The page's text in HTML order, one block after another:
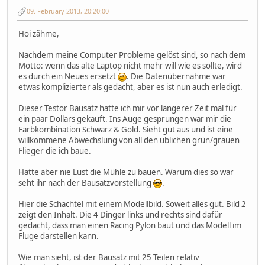
09. February 2013, 20:20:00
Hoi zähme,
Nachdem meine Computer Probleme gelöst sind, so nach dem
Motto: wenn das alte Laptop nicht mehr will wie es sollte, wird
es durch ein Neues ersetzt
. Die Datenübernahme war
etwas komplizierter als gedacht, aber es ist nun auch erledigt.
Dieser Testor Bausatz hatte ich mir vor längerer Zeit mal für
ein paar Dollars gekauft. Ins Auge gesprungen war mir die
Farbkombination Schwarz & Gold. Sieht gut aus und ist eine
willkommene Abwechslung von all den üblichen grün/grauen
Flieger die ich baue.
Hatte aber nie Lust die Mühle zu bauen. Warum dies so war
seht ihr nach der Bausatzvorstellung
.
Hier die Schachtel mit einem Modellbild. Soweit alles gut. Bild 2
zeigt den Inhalt. Die 4 Dinger links und rechts sind dafür
gedacht, dass man einen Racing Pylon baut und das Modell im
Fluge darstellen kann.
Wie man sieht, ist der Bausatz mit 25 Teilen relativ